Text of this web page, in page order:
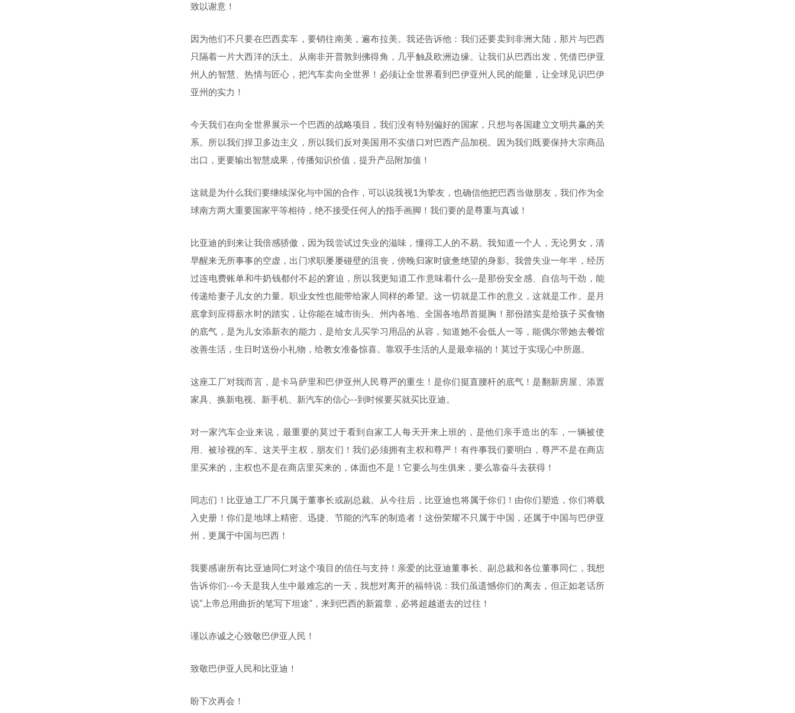
致以谢意！
因为他们不只要在巴西卖车，要销往南美，遍布拉美。我还告诉他：我们还要卖到非洲大陆，那片与巴西
只隔着一片大西洋的沃土。从南非开普敦到佛得角，几乎触及欧洲边缘。让我们从巴西出发，凭借巴伊亚
州人的智慧、热情与匠心，把汽车卖向全世界！必须让全世界看到巴伊亚州人民的能量，让全球见识巴伊
亚州的实力！
今天我们在向全世界展示一个巴西的战略项目，我们没有特别偏好的国家，只想与各国建立文明共赢的关
系。所以我们捍卫多边主义，所以我们反对美国用不实借口对巴西产品加税。因为我们既要保持大宗商品
出口，更要输出智慧成果，传播知识价值，提升产品附加值！
这就是为什么我们要继续深化与中国的合作，可以说我视1为挚友，也确信他把巴西当做朋友，我们作为全
球南方两大重要国家平等相待，绝不接受任何人的指手画脚！我们要的是尊重与真诚！
比亚迪的到来让我倍感骄傲，因为我尝试过失业的滋味，懂得工人的不易。我知道一个人，无论男女，清
早醒来无所事事的空虚，出门求职屡屡碰壁的沮丧，傍晚归家时疲惫绝望的身影。我曾失业一年半，经历
过连电费账单和牛奶钱都付不起的窘迫，所以我更知道工作意味着什么--是那份安全感、自信与干劲，能
传递给妻子儿女的力量。职业女性也能带给家人同样的希望。这一切就是工作的意义，这就是工作。是月
底拿到应得薪水时的踏实，让你能在城市街头、州内各地、全国各地昂首挺胸！那份踏实是给孩子买食物
的底气，是为儿女添新衣的能力，是给女儿买学习用品的从容，知道她不会低人一等，能偶尔带她去餐馆
改善生活，生日时送份小礼物，给教女准备惊喜。靠双手生活的人是最幸福的！莫过于实现心中所愿。
这座工厂对我而言，是卡马萨里和巴伊亚州人民尊严的重生！是你们挺直腰杆的底气！是翻新房屋、添置
家具、换新电视、新手机、新汽车的信心--到时候要买就买比亚迪。
对一家汽车企业来说，最重要的莫过于看到自家工人每天开来上班的，是他们亲手造出的车，一辆被使
用、被珍视的车。这关乎主权，朋友们！我们必须拥有主权和尊严！有件事我们要明白，尊严不是在商店
里买来的，主权也不是在商店里买来的，体面也不是！它要么与生俱来，要么靠奋斗去获得！
同志们！比亚迪工厂不只属于董事长或副总裁。从今往后，比亚迪也将属于你们！由你们塑造，你们将载
入史册！你们是地球上精密、迅捷、节能的汽车的制造者！这份荣耀不只属于中国，还属于中国与巴伊亚
州，更属于中国与巴西！
我要感谢所有比亚迪同仁对这个项目的信任与支持！亲爱的比亚迪董事长、副总裁和各位董事同仁，我想
告诉你们--今天是我人生中最难忘的一天，我想对离开的福特说：我们虽遗憾你们的离去，但正如老话所
说“上帝总用曲折的笔写下坦途”，来到巴西的新篇章，必将超越逝去的过往！
谨以赤诚之心致敬巴伊亚人民！
致敬巴伊亚人民和比亚迪！
盼下次再会！